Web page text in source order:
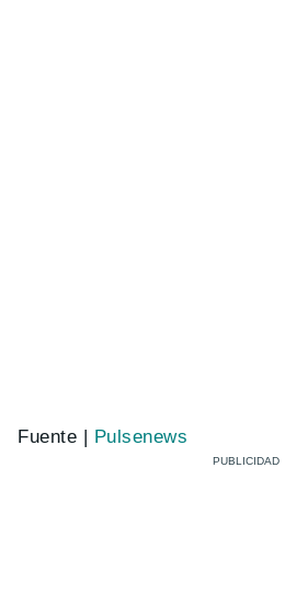
Fuente | Pulsenews